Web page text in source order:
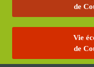
de
Vie
de